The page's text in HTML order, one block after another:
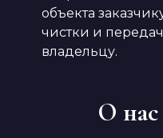
объекта
чистки и
владельцу.
О